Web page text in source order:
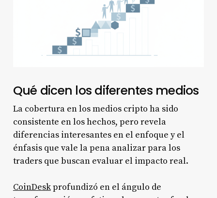
Qué dicen los diferentes medios
La cobertura en los medios cripto ha sido
consistente en los hechos, pero revela
diferencias interesantes en el enfoque y el
énfasis que vale la pena analizar para los
traders que buscan evaluar el impacto real.
CoinDeskprofundizó en el ángulo de